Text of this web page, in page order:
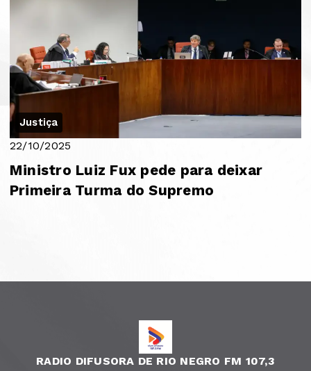
Justiça
22/10/2025
Ministro Luiz Fux pede para deixar
Primeira Turma do Supremo
RADIO DIFUSORA DE RIO NEGRO FM 107,3